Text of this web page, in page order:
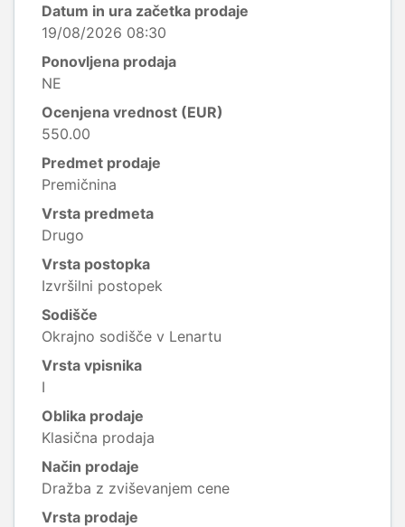
Datum in ura začetka prodaje
19/08/2026 08:30
Ponovljena prodaja
NE
Ocenjena vrednost (EUR)
550.00
Predmet prodaje
Premičnina
Vrsta predmeta
Drugo
Vrsta postopka
Izvršilni postopek
Sodišče
Okrajno sodišče v Lenartu
Vrsta vpisnika
I
Oblika prodaje
Klasična prodaja
Način prodaje
Dražba z zviševanjem cene
Vrsta prodaje